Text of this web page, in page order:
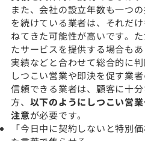
また、会社の設立年数も一つ
を続けている業者は、それだ
ねてきた可能性が高いです。
たサービスを提供する場合も
実績などと合わせて総合的に判
しつこい営業や即決を促す業
信頼できる業者は、顧客に十
方、 以下のようにしつこい営
注意が必要です。
「今日中に契約しないと特別